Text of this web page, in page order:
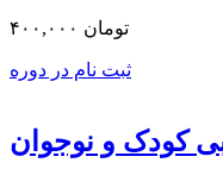
۴۰۰,۰۰۰ تومان
ثبت نام در دوره
کودک و نوجوان